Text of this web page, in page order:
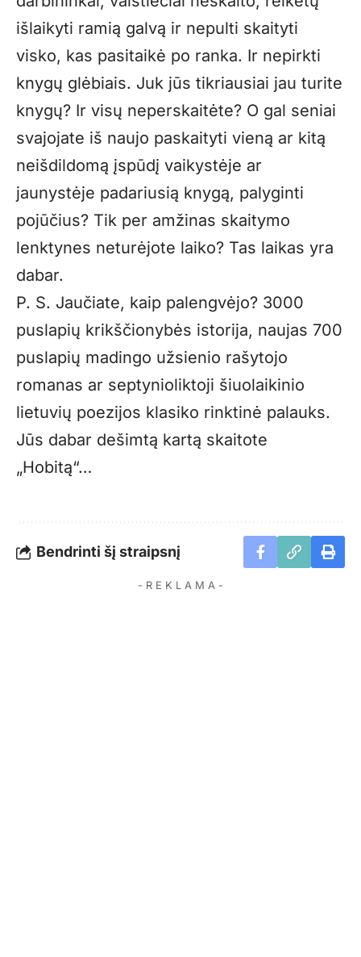
išlaikyti ramią galvą ir nepulti skaityti
visko, kas pasitaikė po ranka. Ir nepirkti
knygų glėbiais. Juk jūs tikriausiai jau turite
knygų? Ir visų neperskaitėte? O gal seniai
svajojate iš naujo paskaityti vieną ar kitą
neišdildomą įspūdį vaikystėje ar
jaunystėje padariusią knygą, palyginti
pojūčius? Tik per amžinas skaitymo
lenktynes neturėjote laiko? Tas laikas yra
dabar.
P. S. Jaučiate, kaip palengvėjo? 3000
puslapių krikščionybės istorija, naujas 700
puslapių madingo užsienio rašytojo
romanas ar septynioliktoji šiuolaikinio
lietuvių poezijos klasiko rinktinė palauks.
Jūs dabar dešimtą kartą skaitote
„Hobitą“…
Bendrinti šį straipsnį
- R E K L A M A -